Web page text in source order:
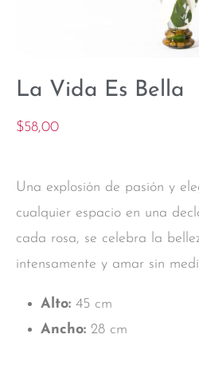
La Vida Es Bella
$58,00
Una explosión de pasión y
cualquier espacio en una
cada rosa, se celebra la
intensamente y amar sin
Alto:45 cm
Ancho:28 cm